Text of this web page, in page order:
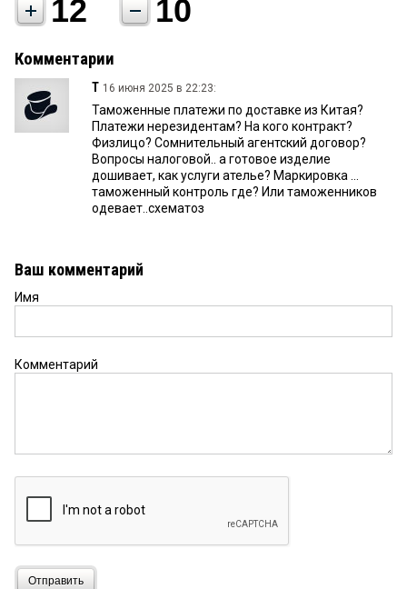
12 10
Комментарии
Т 16 июня 2025 в 22:23:
Таможенные платежи по доставке из Китая?
Платежи нерезидентам? На кого контракт?
Физлицо? Сомнительный агентский договор?
Вопросы налоговой.. а готовое изделие
дошивает, как услуги ателье? Маркировка …
таможенный контроль где? Или таможенников
одевает..схематоз
Ваш комментарий
Имя
Комментарий
Отправить